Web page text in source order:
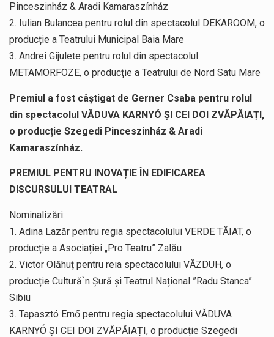
Pinceszinház & Aradi Kamaraszínház
2. Iulian Bulancea pentru rolul din spectacolul DEKAROOM, o
producție a Teatrului Municipal Baia Mare
3. Andrei Gîjulete pentru rolul din spectacolul
METAMORFOZE, o producție a Teatrului de Nord Satu Mare
Premiul a fost câștigat de Gerner Csaba pentru rolul
din spectacolul VĂDUVA KARNYÓ ȘI CEI DOI ZVĂPĂIAȚI,
o producție Szegedi Pinceszinház & Aradi
Kamaraszínház.
PREMIUL PENTRU INOVAȚIE ÎN EDIFICAREA
DISCURSULUI TEATRAL
Nominalizări:
1. Adina Lazăr pentru regia spectacolului VERDE TĂIAT, o
producție a Asociației „Pro Teatru” Zalău
2. Victor Olăhuț pentru reia spectacolului VĂZDUH, o
producție Cultură`n Șură și Teatrul Național ”Radu Stanca”
Sibiu
3. Tapasztó Ernő pentru regia spectacolului VĂDUVA
KARNYÓ ȘI CEI DOI ZVĂPĂIAȚI, o producție Szegedi